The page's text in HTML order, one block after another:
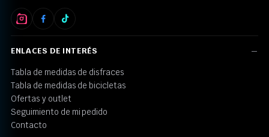
ENLACES DE INTERÉS
Tabla de medidas de disfraces
Tabla de medidas de bicicletas
Ofertas y outlet
Seguimiento de mi pedido
Contacto